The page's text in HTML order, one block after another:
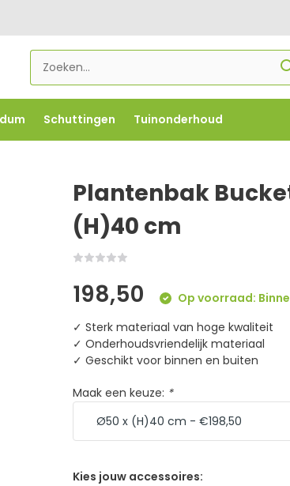
Schuttingen Tuinonderhoud
-FLOWBO500 -7,5% vanaf €1000 -
Plantenbak
(H)40 cm
198,50
Op voorraad:
✓ Sterk materiaal van hoge kwaliteit
✓ Onderhoudsvriendelijk materiaal
✓ Geschikt voor binnen en buiten
Maak een keuze: *
Kies jouw accessoires: